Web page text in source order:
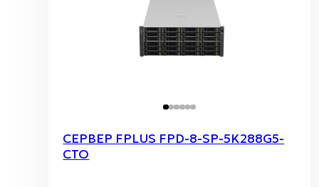
СЕРВЕР FPLUS FPD-8-SP-5K288G5-
CTO